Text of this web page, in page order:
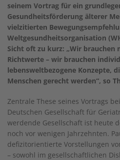
seinem Vortrag für ein
Gesundheitsförderung älterer
vielzitierten
Weltgesundheitsorganisation
Sicht oft zu kurz: „Wir brauchen
Richtwerte – wir brauchen
lebensweltbezogene Konzepte,
Menschen gerecht werden“, so
Zentrale These seines Vortrags
Deutschen Gesellschaft für
werdende Gesellschaft ist heute
noch vor wenigen Jahrzehnten.
defizitorientierte Vorstellungen
– sowohl im gesellschaftlichen